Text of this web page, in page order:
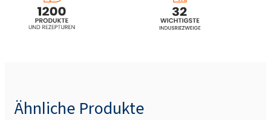
Ähnliche Produkte